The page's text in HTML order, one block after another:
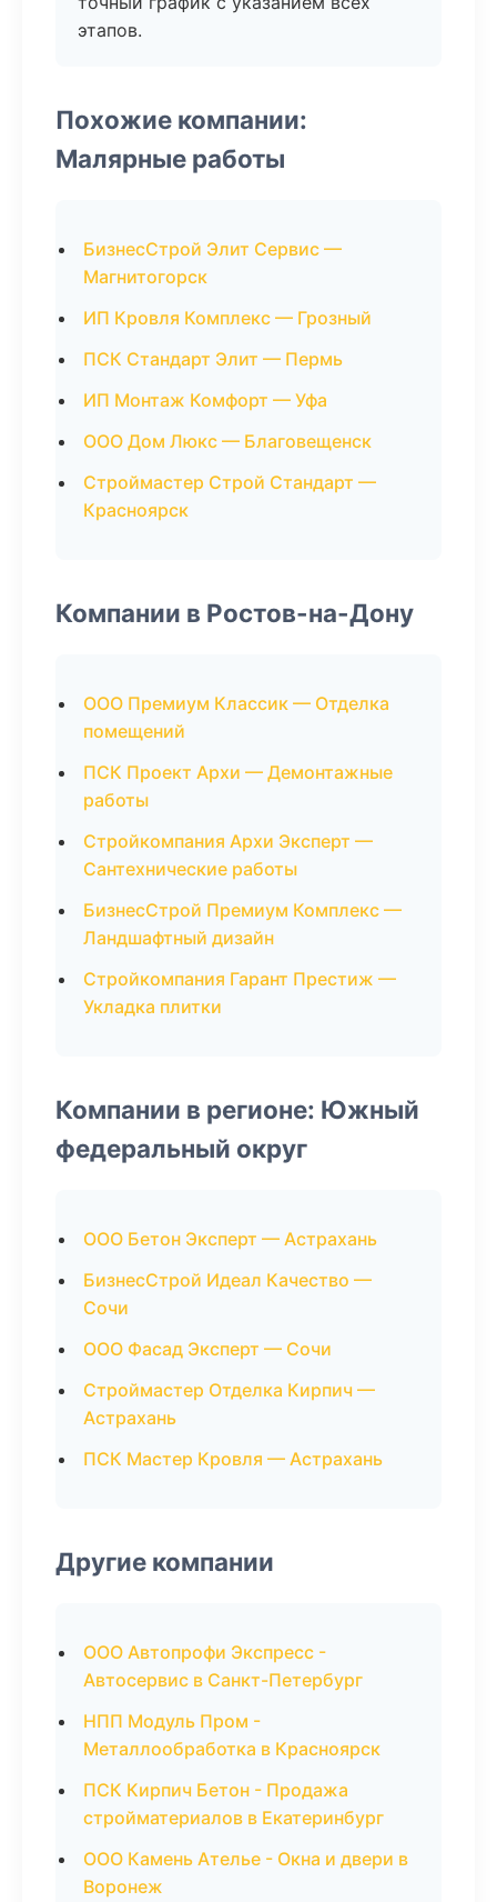
этапов.
Похожие компании:
Малярные работы
БизнесСтрой Элит Сервис —
Магнитогорск
ИП Кровля Комплекс — Грозный
ПСК Стандарт Элит — Пермь
ИП Монтаж Комфорт — Уфа
ООО Дом Люкс — Благовещенск
Строймастер Строй Стандарт —
Красноярск
Компании в Ростов-на-Дону
ООО Премиум Классик — Отделка
помещений
ПСК Проект Архи — Демонтажные
работы
Стройкомпания Архи Эксперт —
Сантехнические работы
БизнесСтрой Премиум Комплекс —
Ландшафтный дизайн
Стройкомпания Гарант Престиж —
Укладка плитки
Компании в регионе: Южный
федеральный округ
ООО Бетон Эксперт — Астрахань
БизнесСтрой Идеал Качество —
Сочи
ООО Фасад Эксперт — Сочи
Строймастер Отделка Кирпич —
Астрахань
ПСК Мастер Кровля — Астрахань
Другие компании
ООО Автопрофи Экспресс -
Автосервис в Санкт-Петербург
НПП Модуль Пром -
Металлообработка в Красноярск
ПСК Кирпич Бетон - Продажа
стройматериалов в Екатеринбург
ООО Камень Ателье - Окна и двери в
Воронеж